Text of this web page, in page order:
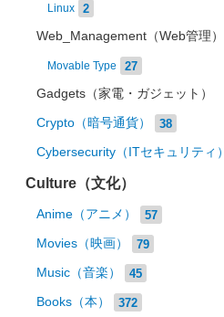
Linux 2
Web_Management（Web管理）
Movable Type 27
Gadgets（家電・ガジェット）
Crypto（暗号通貨） 38
Cybersecurity（ITセキュリティ）
Culture（文化）
Anime（アニメ） 57
Movies（映画） 79
Music（音楽） 45
Books（本） 372